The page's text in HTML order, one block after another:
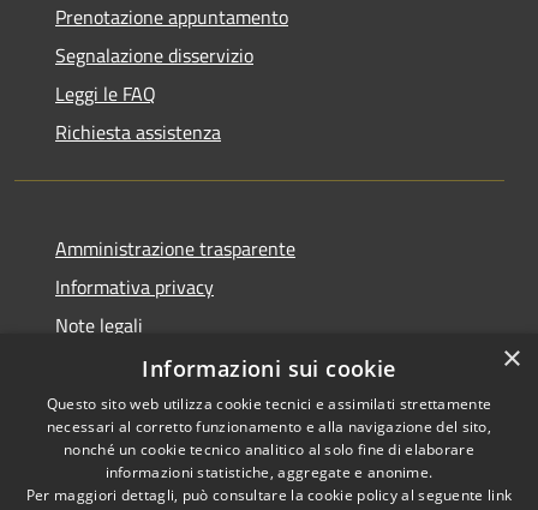
Prenotazione appuntamento
Segnalazione disservizio
Leggi le FAQ
Richiesta assistenza
Amministrazione trasparente
Informativa privacy
Note legali
Dichiarazione di accessibilità
RSS
Copyright © 2026 • Comune di
×
Informazioni sui cookie
Questo sito web utilizza cookie tecnici e assimilati strettamente
necessari al corretto funzionamento e alla navigazione del sito,
nonché un cookie tecnico analitico al solo fine di elaborare
informazioni statistiche, aggregate e anonime.
Per maggiori dettagli, può consultare la cookie policy al seguente link